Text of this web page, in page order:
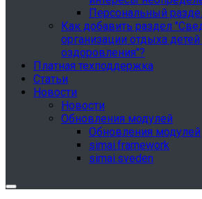
Персональный
Как добавить раздел
организации отдыха
оздоровления"?
Платная техподдержка
Статьи
Новости
Новости
Обновления модулей
Обновления модулей
simai.framework
simai.sveden